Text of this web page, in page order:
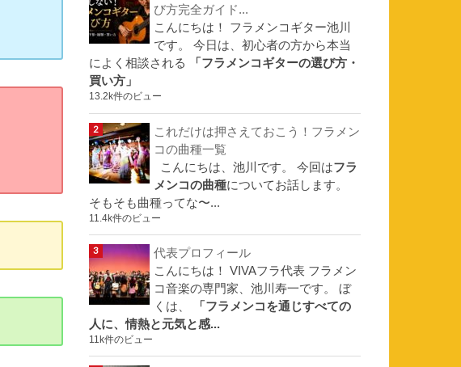
び方完全ガイド...
こんにちは！ フラメンコギター池川
です。 今日は、初心者の方から本当
によく相談される
「フラメンコギターの選び方・
買い方」
13.2k件のビュー
これだけは押さえておこう！フラメン
コの曲種一覧
こんにちは、池川です。 今回はフラ
メンコの曲種についてお話します。
そもそも曲種ってな〜...
11.4k件のビュー
代表プロフィール
こんにちは！ VIVAフラ代表 フラメン
コ音楽の専門家、池川寿一です。 ぼ
くは、
「フラメンコを通じすべての
人に、情熱と元気と感...
11k件のビュー